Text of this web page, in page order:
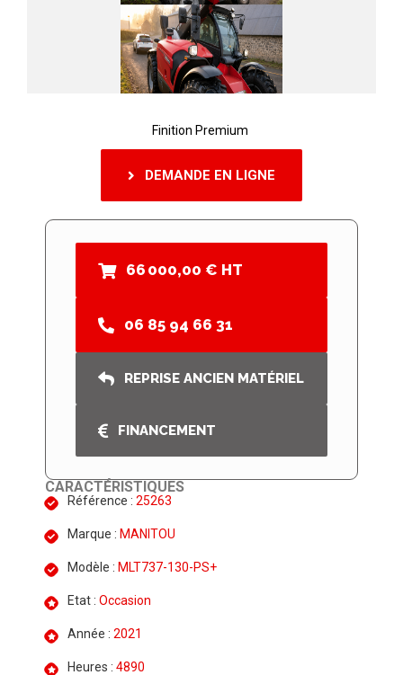
Finition Premium
DEMANDE EN LIGNE
66 000,00 € HT
06 85 94 66 31
REPRISE ANCIEN MATÉRIEL
FINANCEMENT
CARACTÉRISTIQUES
Référence : 25263
Marque : MANITOU
Modèle : MLT737-130-PS+
Etat : Occasion
Année : 2021
Heures : 4890